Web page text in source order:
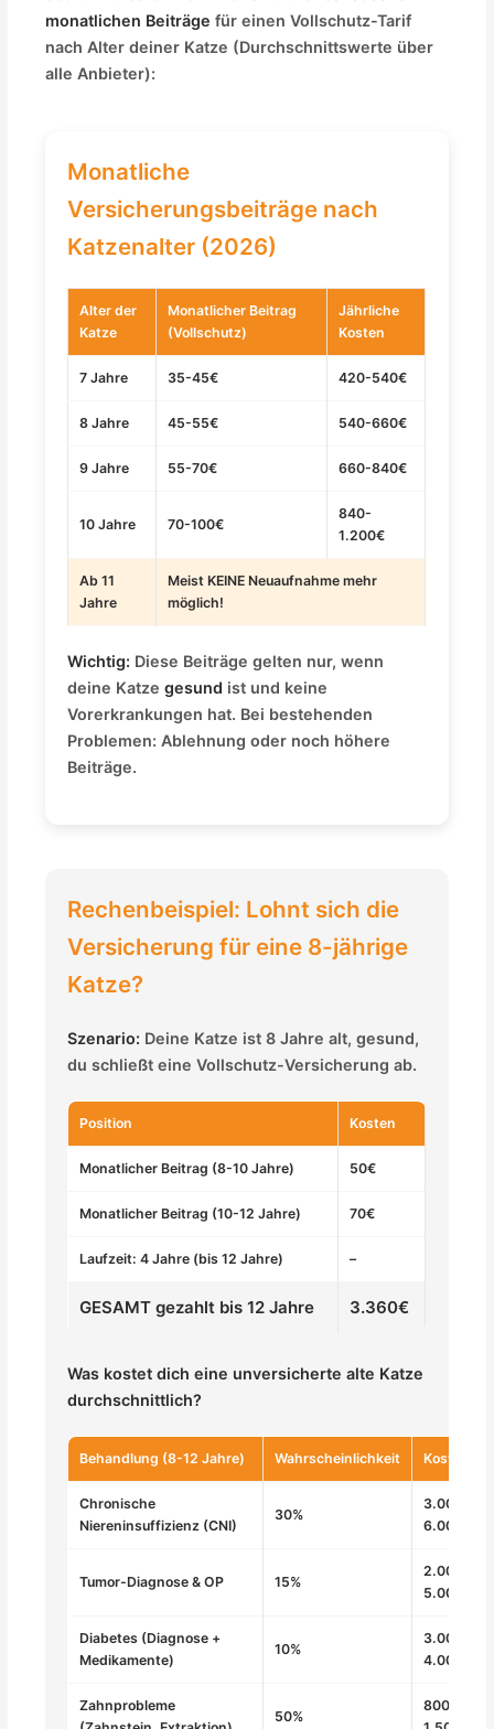
monatlichen Beiträge für einen Vollschutz-Tarif
nach Alter deiner Katze (Durchschnittswerte über
alle Anbieter):
Monatliche
Versicherungsbeiträge nach
Katzenalter (2026)
Alter der
Katze
Monatlicher Beitrag
(Vollschutz)
Jährliche
Kosten
7 Jahre 35-45€ 420-540€
8 Jahre 45-55€ 540-660€
9 Jahre 55-70€ 660-840€
10 Jahre 70-100€
840-
1.200€
Ab 11
Jahre
Meist KEINE Neuaufnahme mehr
möglich!
Wichtig: Diese Beiträge gelten nur, wenn
deine Katzegesund ist und keine
Vorerkrankungen hat. Bei bestehenden
Problemen: Ablehnung oder noch höhere
Beiträge.
Rechenbeispiel: Lohnt sich die
Versicherung für eine 8-jährige
Katze?
Szenario: Deine Katze ist 8 Jahre alt, gesund,
du schließt eine Vollschutz-Versicherung ab.
Position Kosten
Monatlicher Beitrag (8-10 Jahre) 50€
Monatlicher Beitrag (10-12 Jahre) 70€
Laufzeit: 4 Jahre (bis 12 Jahre) –
GESAMT gezahlt bis 12 Jahre 3.360€
Was kostet dich eine unversicherte alte Katze
durchschnittlich?
Behandlung (8-12 Jahre) Wahrscheinlichkeit Kosten
Chronische
Niereninsuffizienz (CNI)
30%
3.000-
6.000€
Tumor-Diagnose & OP 15%
2.000-
5.000€
Diabetes (Diagnose +
Medikamente)
10%
3.000-
4.000€
Zahnprobleme
50%
800-